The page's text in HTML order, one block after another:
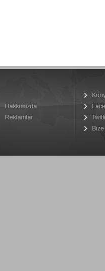
Hakkimizda
Reklamlar